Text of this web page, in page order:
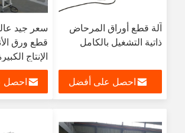
آلة قطع أوراق المرحاض
ذاتية التشغيل بالكامل
احصل على أفضل
سعر جيد
قطع ورق
الإنتاج
احصل